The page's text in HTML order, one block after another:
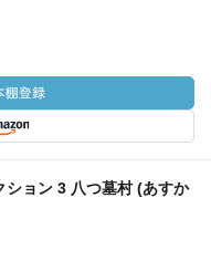
ション 3 八つ墓村 (あすか